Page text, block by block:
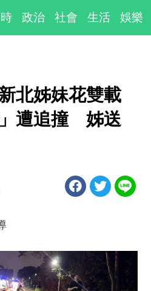
政治 社會 生活 娛樂
北姊妹花雙載
」遭追撞 姊送